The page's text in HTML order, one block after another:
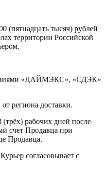
(пятнадцать тысяч) рублей
территории Российской
«ДАЙМЭКС», «СДЭК»
региона доставки.
(трёх) рабочих дней после
счет Продавца при
Продавца.
согласовывает с